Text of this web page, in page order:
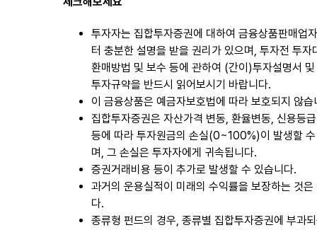
투자자는 집합투자증권에 대하여 금융상품판매업
터 충분한 설명을 받을 권리가 있으며, 투자전 투자
환매방법 및 보수 등에 관하여 (간이)투자설명서
투자규약을 반드시 읽어보시기 바랍니다.
이 금융상품은 예금자보호법에 따라 보호되지 않습
집합투자증권은 자산가격 변동, 환율변동, 신용등
등에 따라 투자원금의 손실(0~100%)이 발생할
며, 그 손실은 투자자에게 귀속됩니다.
증권거래비용 등이 추가로 발생할 수 있습니다.
과거의 운용실적이 미래의 수익률을 보장하는 것은
다.
종류형 펀드의 경우, 종류별 집합투자증권에 부과